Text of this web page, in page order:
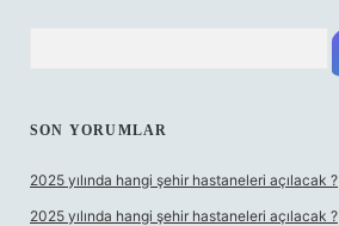
SON YORUMLAR
2025 yılında hangi şehir hastaneleri açılacak ?
2025 yılında hangi şehir hastaneleri açılacak ?